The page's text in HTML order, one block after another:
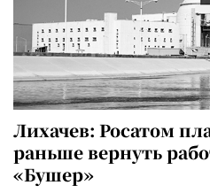
Лихачев: Росатом
раньше вернуть
«Бушер»